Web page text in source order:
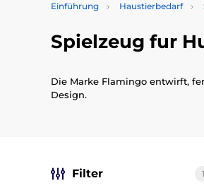
Einführung Haustierbedarf
Spielzeug fur
Die Marke Flamingo entwirft,
Design.
Filter